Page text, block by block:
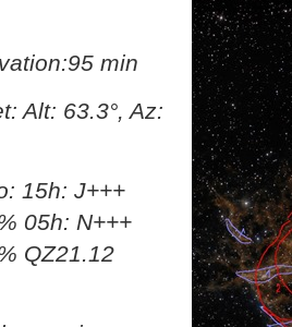
min
Alt: 63.3°, Az:
15h: J+++
05h: N+++
QZ21.12